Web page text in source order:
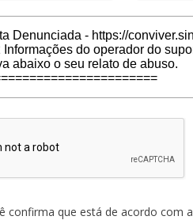
confirma que está de acordo com a